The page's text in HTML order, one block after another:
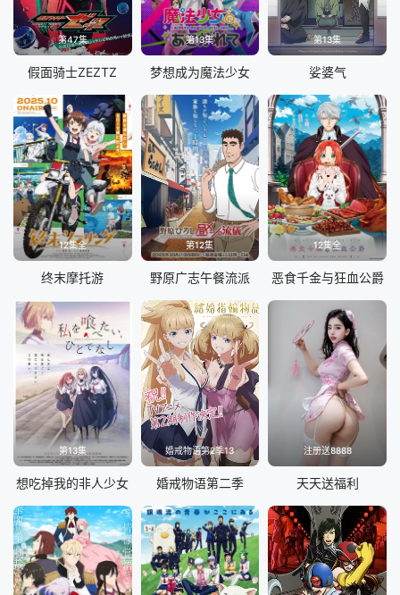
第47集
假面骑士ZEZTZ
第13集
梦想成为魔法少女
第13集
娑婆气
12集全
终末摩托游
第12集
野原广志午餐流派
12集全
恶食千金与狂血公爵
第13集
想吃掉我的非人少女
婚戒物语第2季13
婚戒物语第二季
注册送8888
天天送福利